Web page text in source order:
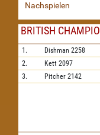
Nachspielen
BRITISH
1. Dishman 2258
2.
Kett 2097
3.
Pitcher 2142